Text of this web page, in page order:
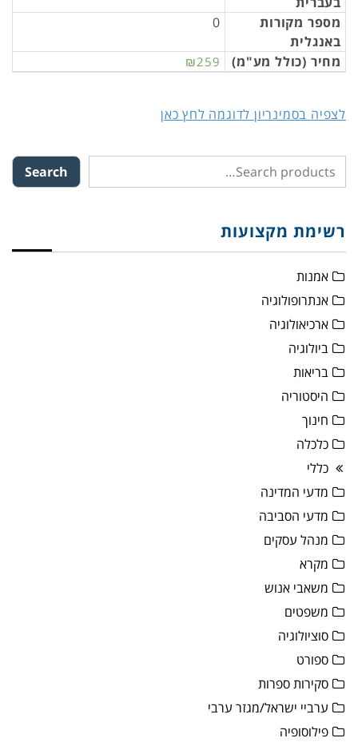
מספר מקורות
באנגלית
0
מחיר (כולל מע"מ) ₪259
לצפיה בסמינריון לדוגמה לחץ כאן
Search
רשימת מקצועות
אמנות
אנתרופולוגיה
ארכיאולוגיה
ביולוגיה
בריאות
היסטוריה
חינוך
כלכלה
כללי
מדעי המדינה
מדעי הסביבה
מנהל עסקים
מקרא
משאבי אנוש
משפטים
סוציולוגיה
ספורט
סקירות ספרות
ערביי ישראל/מגזר ערבי
פילוסופיה